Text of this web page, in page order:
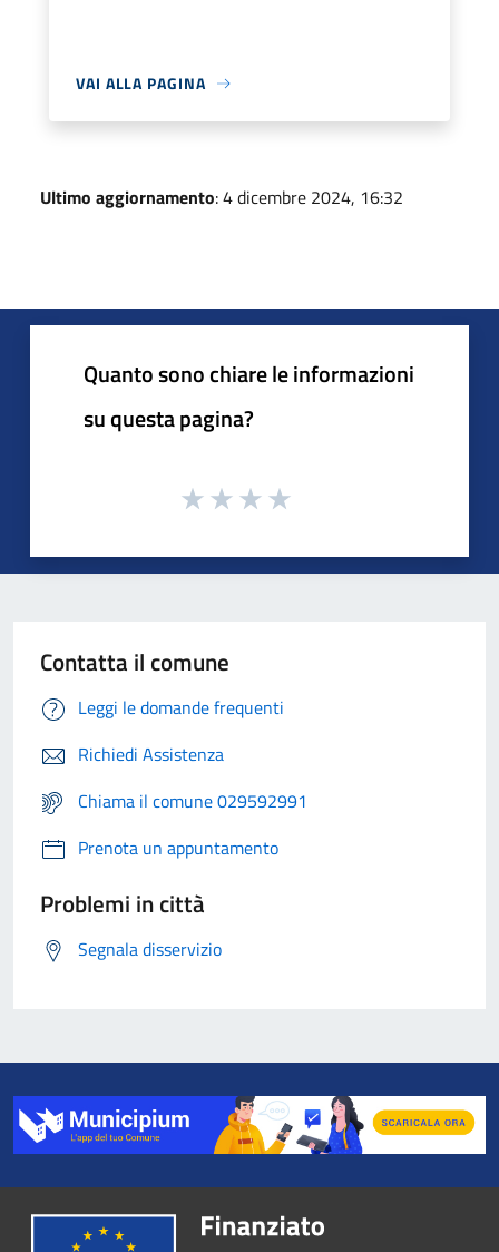
VAI ALLA PAGINA
Ultimo aggiornamento: 4 dicembre 2024, 16:32
Quanto sono chiare le informazioni
su questa pagina?
Contatta il comune
Leggi le domande frequenti
Richiedi Assistenza
Chiama il comune 029592991
Prenota un appuntamento
Problemi in città
Segnala disservizio